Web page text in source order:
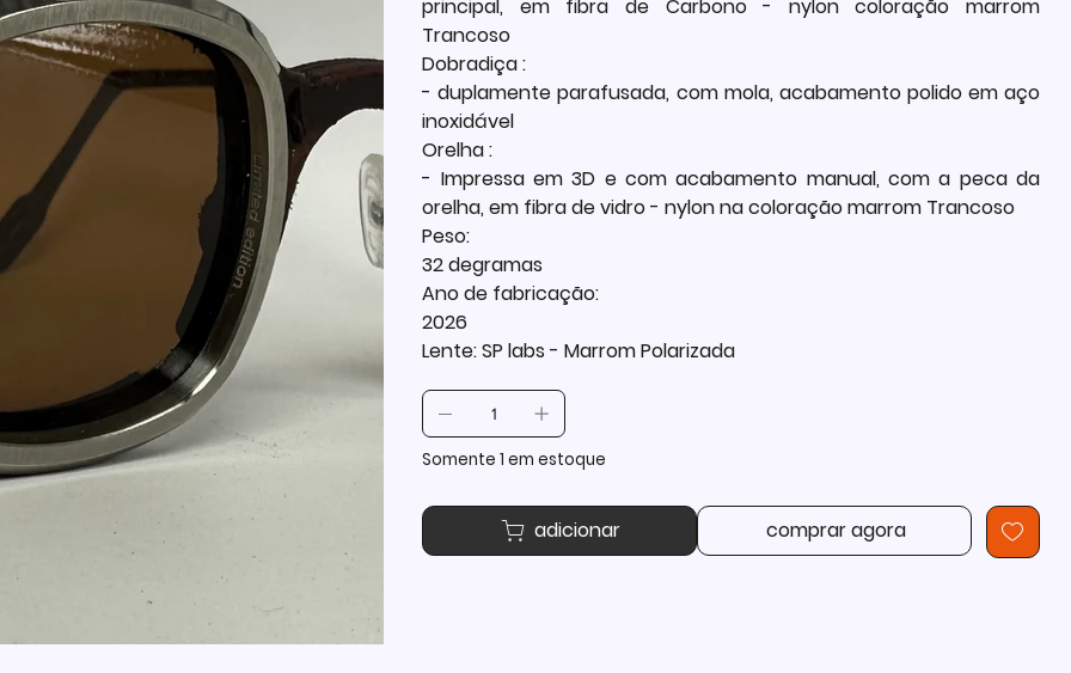
principal, em fibra de Carbono - nylon coloração marrom
Trancoso
Dobradiça :
- duplamente parafusada, com mola, acabamento polido em aço
inoxidável
Orelha :
- Impressa em 3D e com acabamento manual, com a peca da
orelha, em fibra de vidro - nylon na coloração marrom Trancoso
Peso:
32 degramas
Ano de fabricação:
2026
Lente: SP labs - Marrom Polarizada
Somente 1 em estoque
adicionar comprar agora